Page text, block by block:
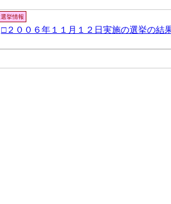
選挙情報
□２００６年１１月１２日実施の選挙の結